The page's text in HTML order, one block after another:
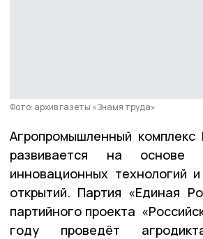
Фото: архив газеты «Знамя труда»
Агропромышленный комплекс
развивается на основе
инновационных технологий
открытий. Партия «Единая
партийного проекта
году проведёт